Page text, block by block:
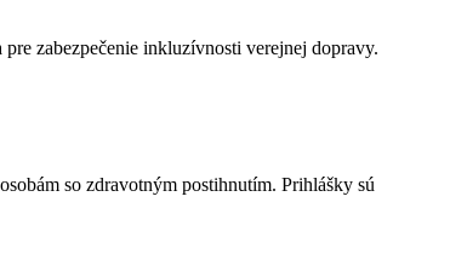
zabezpečenie inkluzívnosti verejnej dopravy.
so zdravotným postihnutím. Prihlášky sú